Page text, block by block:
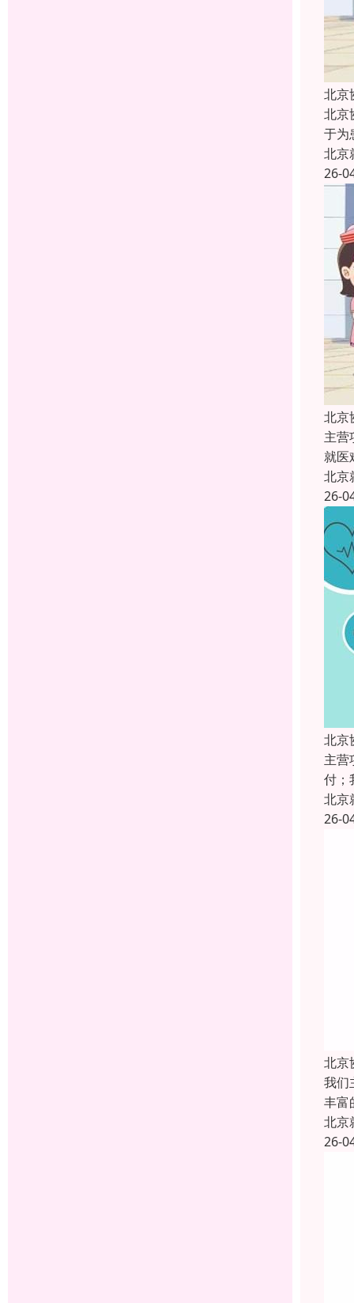
北京
北京
于为
北京
26-
北京
主营
就医
北京
26-
北京
主营
付；
北京
26-
北京
我们
丰富
北京
26-